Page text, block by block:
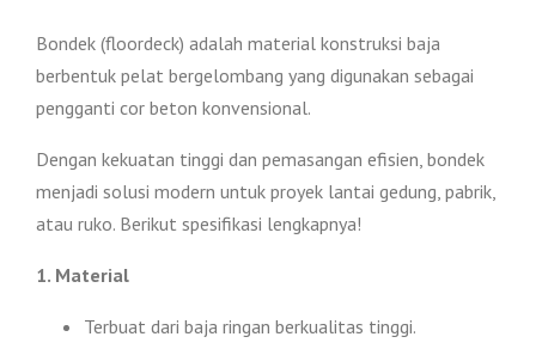
Bondek (floordeck) adalah material konstruksi baja
berbentuk pelat bergelombang yang digunakan sebagai
pengganti cor beton konvensional.
Dengan kekuatan tinggi dan pemasangan efisien, bondek
menjadi solusi modern untuk proyek lantai gedung, pabrik,
atau ruko. Berikut spesifikasi lengkapnya!
1. Material
Terbuat dari baja ringan berkualitas tinggi.